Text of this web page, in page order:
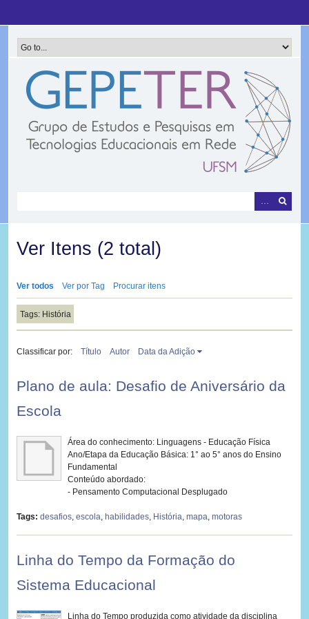
conteúdo
principal
Ver Itens (2 total)
Ver todos Ver por Tag Procurar itens
Tags: História
Classificar por: Título Autor Data da Adição
Plano de aula: Desafio de Aniversário da
Escola
Área do conhecimento: Linguagens - Educação Física
Ano/Etapa da Educação Básica: 1° ao 5° anos do Ensino
Fundamental
Conteúdo abordado:
- Pensamento Computacional Desplugado
Tags: desafios, escola, habilidades, História, mapa, motoras
Linha do Tempo da Formação do
Sistema Educacional
Linha do Tempo produzida como atividade da disciplina